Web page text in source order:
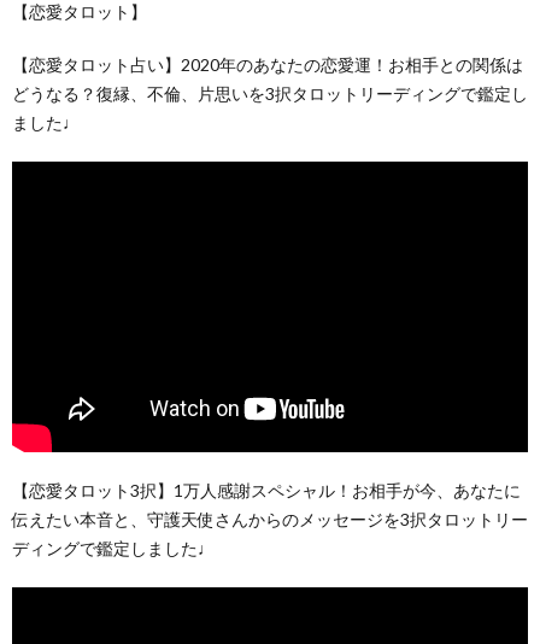
【恋愛タロット】
【恋愛タロット占い】2020年のあなたの恋愛運！お相手との関係は
どうなる？復縁、不倫、片思いを3択タロットリーディングで鑑定し
ました♩
【恋愛タロット3択】1万人感謝スペシャル！お相手が今、あなたに
伝えたい本音と、守護天使さんからのメッセージを3択タロットリー
ディングで鑑定しました♩